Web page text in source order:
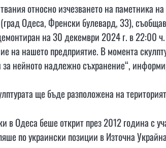
относно изчезването на
Одеса, Френски булевард, 33),
на 30 декември 2024 г. в 22:00
на нашето предприятие. В момента
нейното надлежно съхранение“,
ще бъде разположена на
в Одеса беше открит през 2012 година с
по украински позиции в Източна